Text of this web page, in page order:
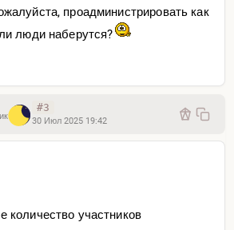
проадминистрировать как
люди наберутся?
#3
30 Июл 2025 19:42
количество участников